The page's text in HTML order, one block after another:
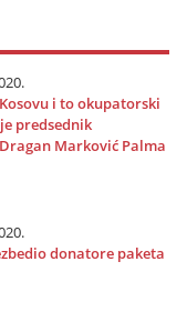
i to okupatorski
predsednik
Dragan Marković Palma
donatore paketa